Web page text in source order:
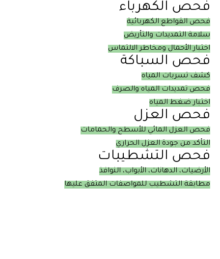
فحص الكهرباء
فحص القواطع الكهربائية
سلامة التمديدات والتأريض
اختبار الأحمال ومخاطر الالتماس
فحص السباكة
كشف تسربات المياه
فحص تمديدات المياه والصرف
اختبار ضغط المياه
فحص العزل
فحص العزل المائي للأسطح والحمامات
التأكد من جودة العزل الحراري
فحص التشطيبات
الأرضيات، الدهانات، الأبواب، النوافذ
مطابقة التشطيب للمواصفات المتفق عليها